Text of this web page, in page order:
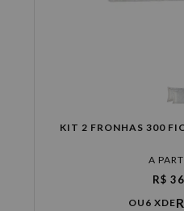
KIT 2 FRONHAS 300
A
R$
OU 6 XDE